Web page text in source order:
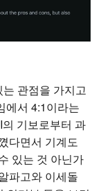
관점을 가지고
에서 4:1이라는
기보로부터 과
다면서 기계도
있는 것 아닌가
파고와 이세돌